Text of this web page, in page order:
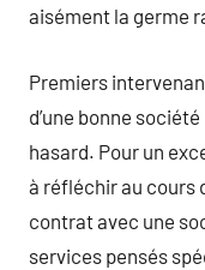
aisément la germe
Premiers
d’une bonne
hasard. Pour un
à réfléchir au cours
contrat avec une
services pensés